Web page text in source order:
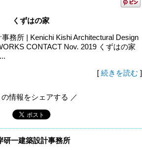
くずはの家
務所 | Kenichi Kishi Architectural Design
CONTACT Nov. 2019 くずはの家
[ 続きを読む ]
の情報をシェアする ／
研一建築設計事務所